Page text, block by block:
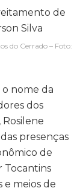
do Cerrado – Foto:
nome da
dos
presenças
de
Tocantins
e meios de